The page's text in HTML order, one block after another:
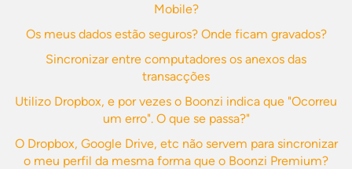
Mobile?
Os meus dados estão seguros? Onde ficam gravados?
Sincronizar entre computadores os anexos das
transacções
Utilizo Dropbox, e por vezes o Boonzi indica que "Ocorreu
um erro". O que se passa?"
O Dropbox, Google Drive, etc não servem para sincronizar
o meu perfil da mesma forma que o Boonzi Premium?